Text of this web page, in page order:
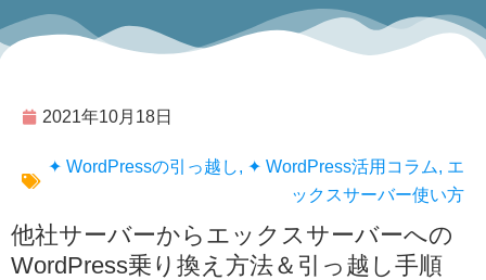
2021年10月18日
✦ WordPressの引っ越し, ✦ WordPress活用コラム, エ
ックスサーバー使い方
他社サーバーからエックスサーバーへの
WordPress乗り換え方法＆引っ越し手順